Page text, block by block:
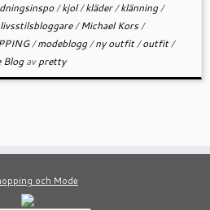
/kjol/kläder/klänning/
livsstilsbloggare/Michael Kors/
/modeblogg/ny outfit/outfit/
Blogavpretty